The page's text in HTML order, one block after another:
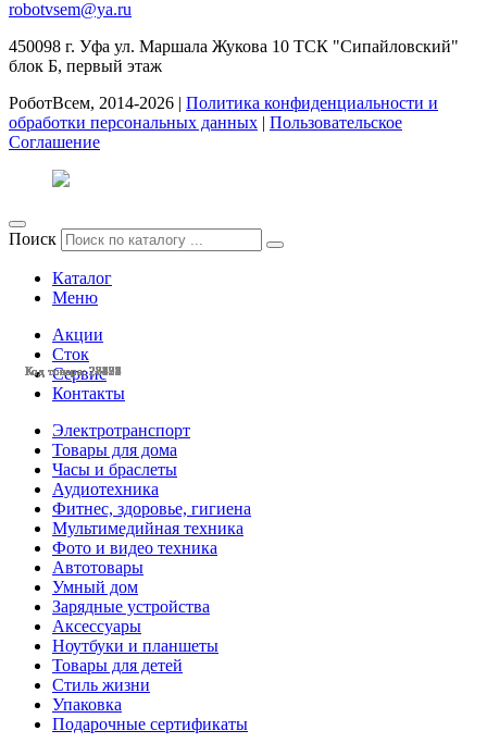
Код товара: 28428
Код товара: 28425
Код товара: 28424
Код товара: 28423
Код товара: 28377
Код товара: 28375
Код товара: 28132
Код товара: 28131
Код товара: 27803
Код товара: 27799
Код товара: 27798
Код товара: 27633
robotvsem@ya.ru
450098 г. Уфа ул. Маршала Жукова 10 ТСК "Сипайловский"
блок Б, первый этаж
РоботВсем, 2014-2026 | Политика конфиденциальности и
обработки персональных данных | Пользовательское
Соглашение
Поиск
Каталог
Меню
Акции
Сток
Сервис
Контакты
Электротранспорт
Товары для дома
Часы и браслеты
Аудиотехника
Фитнес, здоровье, гигиена
Мультимедийная техника
Фото и видео техника
Автотовары
Умный дом
Зарядные устройства
Аксессуары
Ноутбуки и планшеты
Товары для детей
Стиль жизни
Упаковка
Подарочные сертификаты